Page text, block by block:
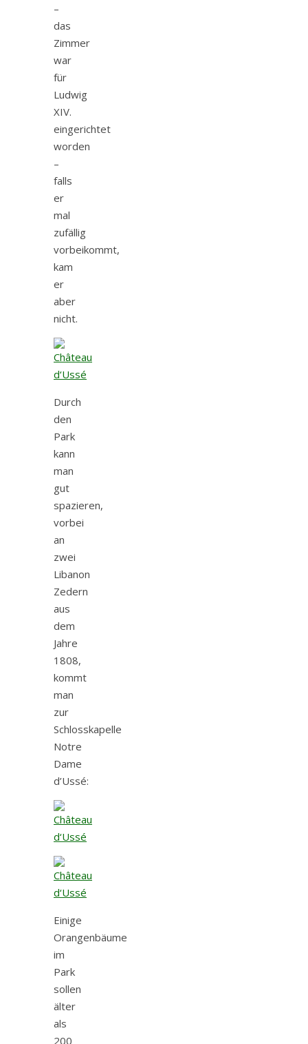
–
das
Zimmer
war
für
Ludwig
XIV.
eingerichtet
worden
–
falls
er
mal
zufällig
vorbeikommt,
kam
er
aber
nicht.
Durch
den
Park
kann
man
gut
spazieren,
vorbei
an
zwei
Libanon
Zedern
aus
dem
Jahre
1808,
kommt
man
zur
Schlosskapelle
Notre
Dame
d’Ussé:
Einige
Orangenbäume
im
Park
sollen
älter
als
200